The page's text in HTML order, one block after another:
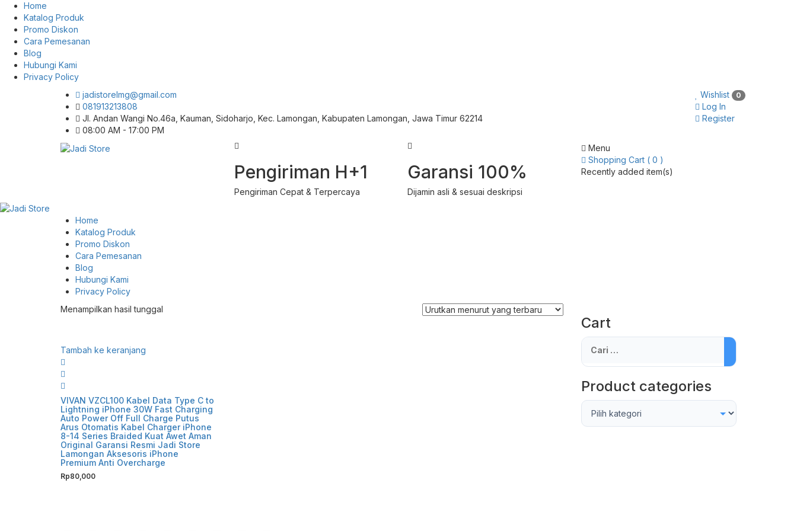
Home
Katalog Produk
Promo Diskon
Cara Pemesanan
Blog
Hubungi Kami
Privacy Policy
jadistorelmg@gmail.com
081913213808
Jl. Andan Wangi No.46a, Kauman, Sidoharjo, Kec. Lamongan, Kabupaten Lamongan, Jawa Timur 62214
08:00 AM - 17:00 PM
Wishlist 0
Log In
Register
Pengiriman H+1
Pengiriman Cepat & Terpercaya
Garansi 100%
Dijamin asli & sesuai deskripsi
Menu
Shopping Cart ( 0 )
Recently added item(s)
Home
Katalog Produk
Promo Diskon
Cara Pemesanan
Blog
Hubungi Kami
Privacy Policy
Menampilkan hasil tunggal
Tambah ke keranjang
VIVAN VZCL100 Kabel Data Type C to
Lightning iPhone 30W Fast Charging
Auto Power Off Full Charge Putus
Arus Otomatis Kabel Charger iPhone
8-14 Series Braided Kuat Awet Aman
Original Garansi Resmi Jadi Store
Lamongan Aksesoris iPhone
Premium Anti Overcharge
Rp80,000
Cart
Cari
untuk:
Product categories